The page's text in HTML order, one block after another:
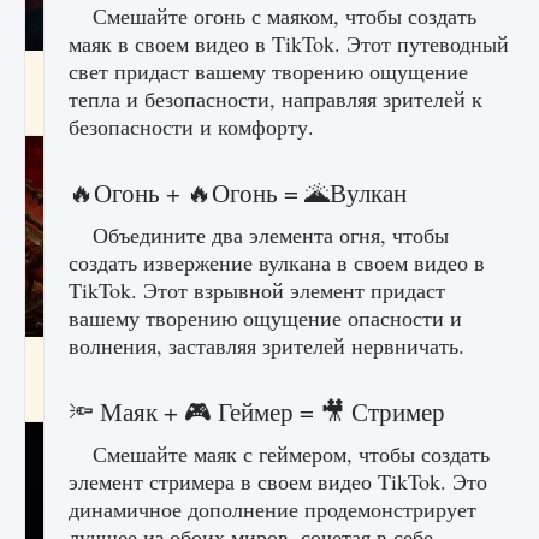
Как создавать предметы в Creatures of Ava
9 августа 2024 1 266 0 0
Как найти Гробницу Изгоев в Diablo 4
0
Смешайте огонь с маяком, чтобы создать
маяк в своем видео в TikTok. Этот путеводный
свет придаст вашему творению ощущение
тепла и безопасности, направляя зрителей к
безопасности и комфорту.
🔥Огонь + 🔥Огонь = 🌋Вулкан
Объедините два элемента огня, чтобы
создать извержение вулкана в своем видео в
TikTok. Этот взрывной элемент придаст
вашему творению ощущение опасности и
волнения, заставляя зрителей нервничать.
🔦 Маяк + 🎮 Геймер = 🎥 Стример
Смешайте маяк с геймером, чтобы создать
элемент стримера в своем видео TikTok. Это
динамичное дополнение продемонстрирует